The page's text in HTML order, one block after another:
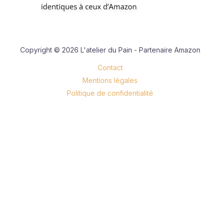
Copyright © 2026 L'atelier du Pain - Partenaire Amazon
Contact
Mentions légales
Politique de confidentialité